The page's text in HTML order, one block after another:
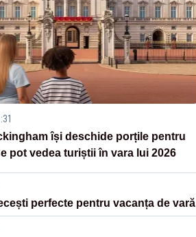
își deschide porțile pentru
pot vedea turiștii în vara lui 2026
perfecte pentru vacanța de vară